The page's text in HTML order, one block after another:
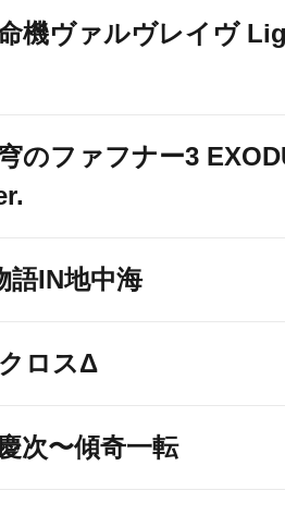
機ヴァルヴレイヴ
のファフナー3
語IN地中海
ロスΔ
次〜傾奇一転